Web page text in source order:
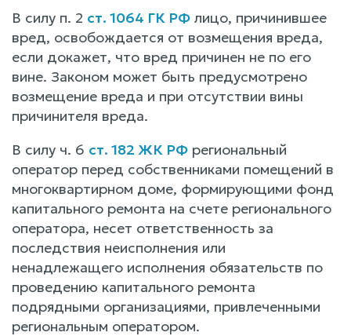
В силу п. 2 ст. 1064 ГК РФ лицо, причинившее
вред, освобождается от возмещения вреда,
если докажет, что вред причинен не по его
вине. Законом может быть предусмотрено
возмещение вреда и при отсутствии вины
причинителя вреда.
В силу ч. 6 ст. 182 ЖК РФ региональный
оператор перед собственниками помещений в
многоквартирном доме, формирующими фонд
капитального ремонта на счете регионального
оператора, несет ответственность за
последствия неисполнения или
ненадлежащего исполнения обязательств по
проведению капитального ремонта
подрядными организациями, привлеченными
региональным оператором.